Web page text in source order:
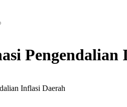
Pengendalian
Inflasi Daerah